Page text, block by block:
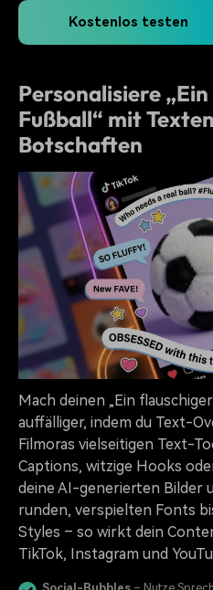
Kostenlos testen
Personalisiere
Fußball“ mit
Botschaften
Mach deinen „Ein
auffälliger, indem du Text-
Filmoras vielseitigen Text-
Captions, witzige Hooks
deine AI-generierten Bilder
runden, verspielten Fonts
Styles – so wirkt dein
TikTok, Instagram und